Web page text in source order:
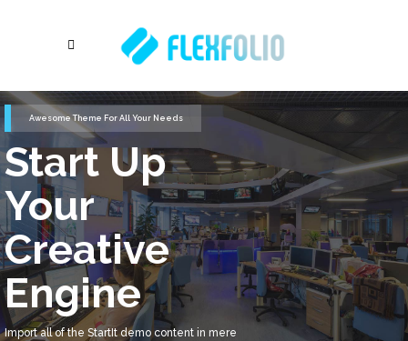
Awesome Theme For All Your Needs
Start Up
Your
Creative
Engine
Import all of the StartIt demo content in mere